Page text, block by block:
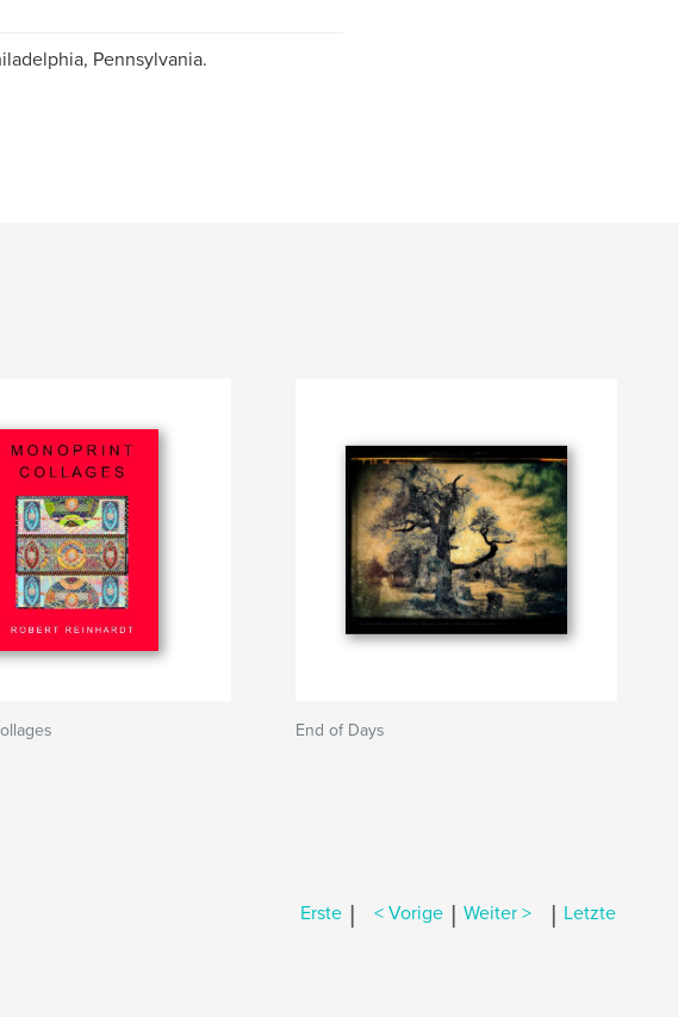
Pennsylvania.
End of Days
Erste | < Vorige | Weiter > | Letzte